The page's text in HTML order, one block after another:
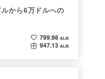
から6万ドルへの
799.98 ALIS
947.13 ALIS